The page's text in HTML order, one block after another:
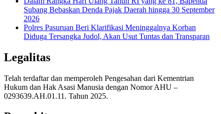
Subang Bebaskan Denda Pajak Daerah hingga 30 September
2026
Polres Pasuruan Beri Klarifikasi Meninggalnya Korban
Diduga Tersangka Judol, Akan Usut Tuntas dan Transparan
Legalitas
Telah terdaftar dan memperoleh Pengesahan dari Kementrian
Hukum dan Hak Asasi Manusia dengan Nomor AHU –
0293639.AH.01.11. Tahun 2025.